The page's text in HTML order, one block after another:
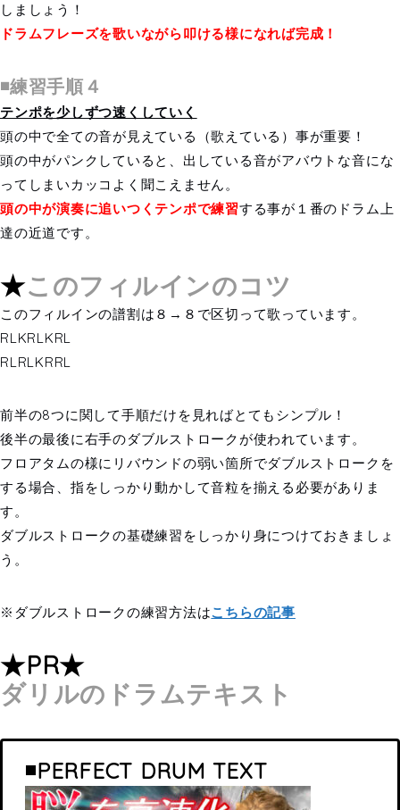
しましょう！
ドラムフレーズを歌いながら叩ける様になれば完成！
◾️練習手順４
テンポを少しずつ速くしていく
頭の中で全ての音が見えている（歌えている）事が重要！
頭の中がパンクしていると、出している音がアバウトな音にな
ってしまいカッコよく聞こえません。
頭の中が演奏に追いつくテンポで練習する事が１番のドラム上
達の近道です。
★このフィルインのコツ
このフィルインの譜割は８→８で区切って歌っています。
RLKRLKRL
RLRLKRRL
前半の8つに関して手順だけを見ればとてもシンプル！
後半の最後に右手のダブルストロークが使われています。
フロアタムの様にリバウンドの弱い箇所でダブルストロークを
する場合、指をしっかり動かして音粒を揃える必要がありま
す。
ダブルストロークの基礎練習をしっかり身につけておきましょ
う。
※ダブルストロークの練習方法はこちらの記事
★PR★
ダリルのドラムテキスト
◾️PERFECT DRUM TEXT